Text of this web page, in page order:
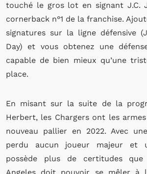
touché le gros lot en signant J.C.
cornerback n°1 de la franchise.
signatures sur la ligne défensive
Day) et vous obtenez une
capable de bien mieux qu’une
place.
En misant sur la suite de la
Herbert, les Chargers ont les
nouveau pallier en 2022. Avec
perdu aucun joueur majeur et
possède plus de certitudes que